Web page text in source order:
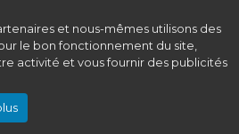
et nous-mêmes utilisons des
le bon fonctionnement du site,
activité et vous fournir des publicités